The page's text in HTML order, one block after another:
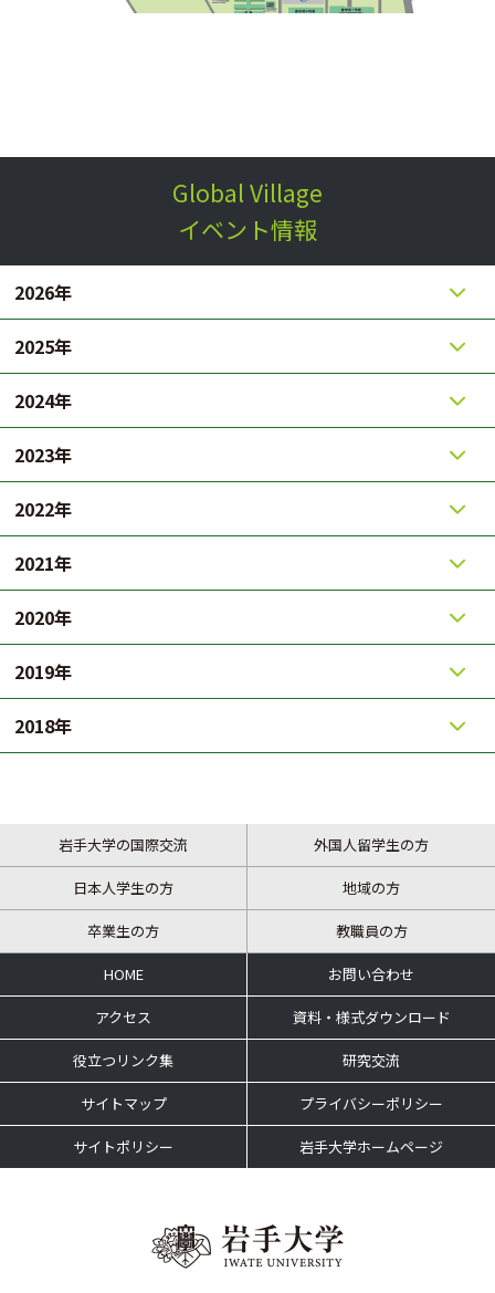
Global Village
イベント情報
2026年
2025年
2024年
2023年
2022年
2021年
2020年
2019年
2018年
岩手大学の国際交流 外国人留学生の方
日本人学生の方 地域の方
卒業生の方 教職員の方
HOME お問い合わせ
アクセス 資料・様式ダウンロード
役立つリンク集 研究交流
サイトマップ プライバシーポリシー
サイトポリシー 岩手大学ホームページ